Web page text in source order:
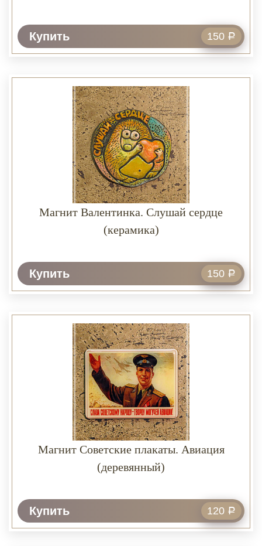
Купить 150 Р
Магнит Валентинка. Слушай сердце
(керамика)
Купить 150 Р
Магнит Советские плакаты. Авиация
(деревянный)
Купить 120 Р